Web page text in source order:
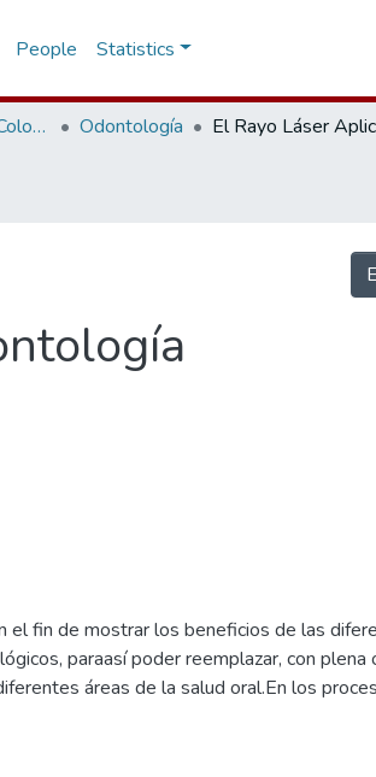
People Statistics
Colegio Odontológico Colombiano Odontología
el fin de mostrar los beneficios de las
paraasí poder reemplazar, con plena
áreas de la salud oral.En los
a la eliminación de
y funcionalidad. De esta forma se